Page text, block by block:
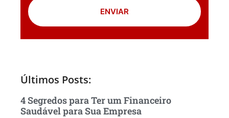
ENVIAR
Últimos Posts:
4 Segredos para Ter um Financeiro
Saudável para Sua Empresa